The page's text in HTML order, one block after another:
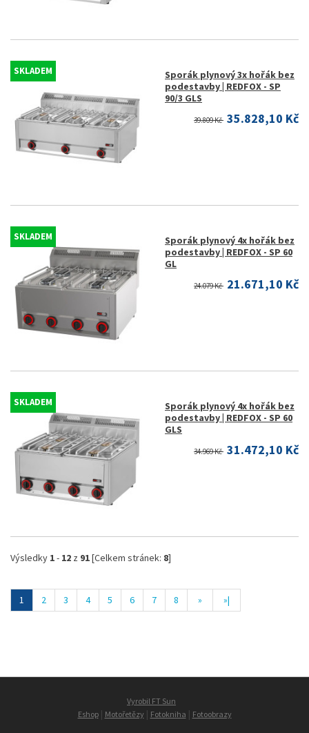
SKLADEM
Sporák plynový 3x hořák bez
podestavby | REDFOX - SP
90/3 GLS
39.809 Kč 35.828,10 Kč
SKLADEM
Sporák plynový 4x hořák bez
podestavby | REDFOX - SP 60
GL
24.079 Kč 21.671,10 Kč
SKLADEM
Sporák plynový 4x hořák bez
podestavby | REDFOX - SP 60
GLS
34.969 Kč 31.472,10 Kč
Výsledky 1- 12 z 91[Celkem stránek: 8]
1 2 3 4 5 6 7 8 » »|
Vyrobil FT Sun
Eshop| Motořetězy | Fotokniha | Fotoobrazy